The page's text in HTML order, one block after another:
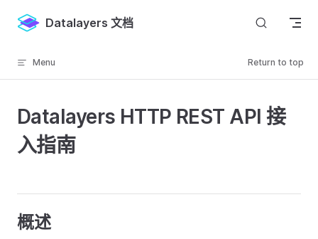
Skip to content
Datalayers 文档
Menu Return to top
Datalayers HTTP REST API 接
入指南
概述